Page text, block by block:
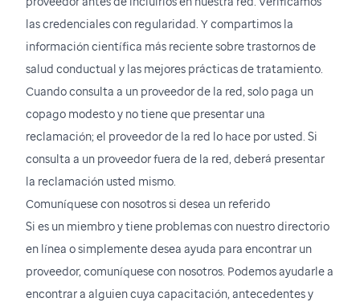
las credenciales con regularidad. Y compartimos la
información científica más reciente sobre trastornos de
salud conductual y las mejores prácticas de tratamiento.
Cuando consulta a un proveedor de la red, solo paga un
copago modesto y no tiene que presentar una
reclamación; el proveedor de la red lo hace por usted. Si
consulta a un proveedor fuera de la red, deberá presentar
la reclamación usted mismo.
Comuníquese con nosotros si desea un referido
Si es un miembro y tiene problemas con nuestro directorio
en línea o simplemente desea ayuda para encontrar un
proveedor, comuníquese con nosotros. Podemos ayudarle a
encontrar a alguien cuya capacitación, antecedentes y